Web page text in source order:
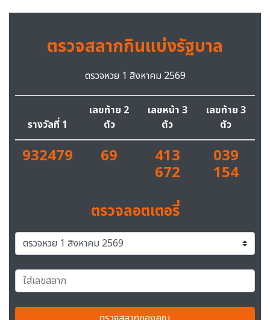
ตรวจสลากกินแบ่งรัฐบาล
ตรวจหวย 1 สิงหาคม 2569
รางวัลที่ 1
เลขท้าย 2
ตัว
เลขหน้า 3
ตัว
เลขท้าย 3
ตัว
932479 69 413
672
039
154
ตรวจลอตเตอรี่